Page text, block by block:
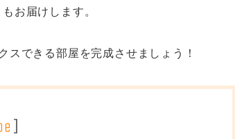
お届けします。
できる部屋を完成させましょう！
]